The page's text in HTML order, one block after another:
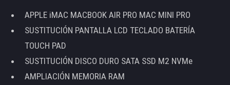
APPLE iMAC MACBOOK AIR PRO MAC MINI PRO
SUSTITUCIÓN PANTALLA LCD TECLADO BATERÍA
TOUCH PAD
SUSTITUCIÓN DISCO DURO SATA SSD M2 NVMe
AMPLIACIÓN MEMORIA RAM